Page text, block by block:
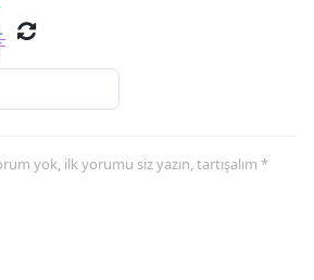
yok, ilk yorumu siz yazın, tartışalım *